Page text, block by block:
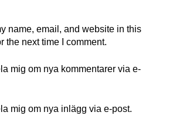
name, email, and website in this
the next time I comment.
mig om nya kommentarer via e-
mig om nya inlägg via e-post.